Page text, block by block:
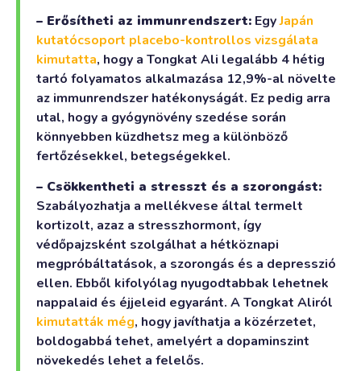
– Erősítheti az immunrendszert: EgyJapán
kutatócsoport placebo-kontrollos vizsgálata
kimutatta, hogy a Tongkat Ali legalább 4 hétig
tartó folyamatos alkalmazása 12,9%-al növelte
az immunrendszer hatékonyságát. Ez pedig arra
utal, hogy a gyógynövény szedése során
könnyebben küzdhetsz meg a különböző
fertőzésekkel, betegségekkel.
– Csökkentheti a stresszt és a szorongást:
Szabályozhatja a mellékvese által termelt
kortizolt, azaz a stresszhormont, így
védőpajzsként szolgálhat a hétköznapi
megpróbáltatások, a szorongás és a depresszió
ellen. Ebből kifolyólag nyugodtabbak lehetnek
nappalaid és éjjeleid egyaránt. A Tongkat Aliról
kimutatták még, hogy javíthatja a közérzetet,
boldogabbá tehet, amelyért a dopaminszint
növekedés lehet a felelős.